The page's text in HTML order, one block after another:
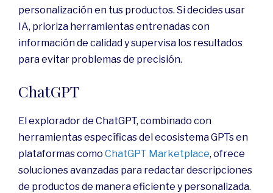
personalización en tus productos. Si decides usar
IA, prioriza herramientas entrenadas con
información de calidad y supervisa los resultados
para evitar problemas de precisión.
ChatGPT
El explorador de ChatGPT, combinado con
herramientas específicas del ecosistema GPTs en
plataformas como ChatGPT Marketplace, ofrece
soluciones avanzadas para redactar descripciones
de productos de manera eficiente y personalizada.